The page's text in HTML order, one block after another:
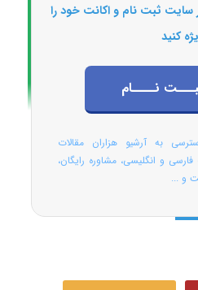
سایت ثبت نام و اکانت خود را
کنید
نــــام
به آرشیو هزاران مقالات
و انگلیسی، مشاوره رایگان،
و ...